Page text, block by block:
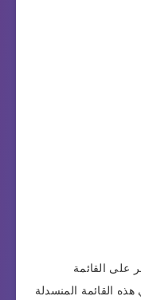
على القائمة
القائمة المنسدلة